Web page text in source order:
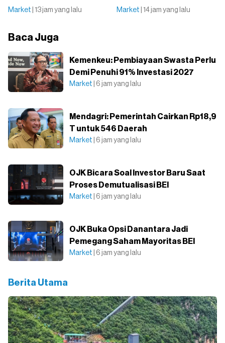
Market | 13 jam yang lalu Market | 14 jam yang lalu
Baca Juga
⁠Kemenkeu: Pembiayaan Swasta Perlu
Demi Penuhi 91% Investasi 2027
Market | 6 jam yang lalu
Mendagri: Pemerintah Cairkan Rp18,9
T untuk 546 Daerah
Market | 6 jam yang lalu
OJK Bicara Soal Investor Baru Saat
Proses Demutualisasi BEI
Market | 6 jam yang lalu
OJK Buka Opsi Danantara Jadi
Pemegang Saham Mayoritas BEI
Market | 6 jam yang lalu
Berita Utama